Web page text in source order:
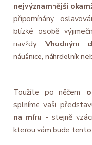
nejvýznamnější
připomínány
blízké osobě
navždy.Vhodným
náušnice, náhrdelník
Toužíte po něčem
splníme vaši
na míru - stejně
kterou vám bude